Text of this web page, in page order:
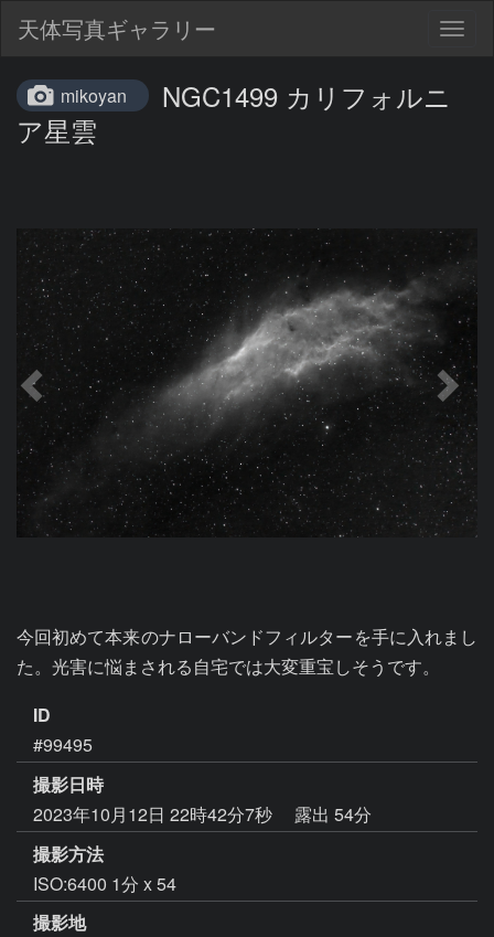
天体写真ギャラリー
mikoyan
NGC1499 カリフォルニ
ア星雲
今回初めて本来のナローバンドフィルターを手に入れまし
た。光害に悩まされる自宅では大変重宝しそうです。
ID
#99495
撮影日時
2023年10月12日 22時42分7秒
露出 54分
撮影方法
ISO:6400 1分 x 54
撮影地